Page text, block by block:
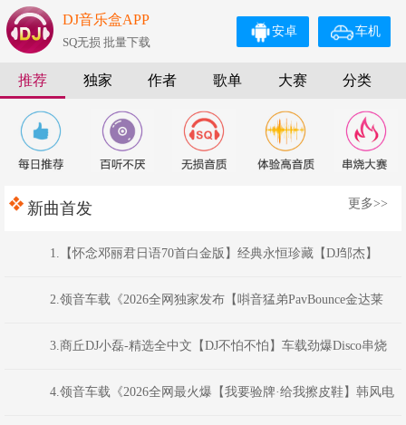
DJ音乐盒APP
SQ无损 批量下载
车机
安卓
推荐 独家 作者 歌单 大赛 分类
新曲首发 更多>>
1.【怀念邓丽君日语70首白金版】经典永恒珍藏【DJ邹杰】
2.领音车载《2026全网独家发布【唞音猛弟PavBounce金达莱
花】最新反排TechHouse电音嗨曲》(Dj音少Mix)
3.商丘DJ小磊-精选全中文【DJ不怕不怕】车载劲爆Disco串烧
4.领音车载《2026全网最火爆【我要验牌·给我擦皮鞋】韩风电